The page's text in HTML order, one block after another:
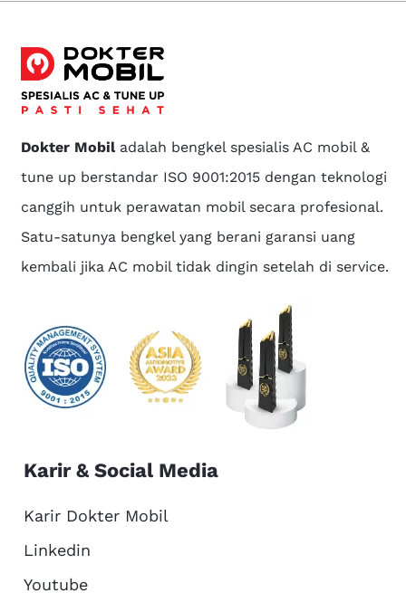
Dokter Mobiladalah bengkel spesialis AC mobil &
tune up berstandar ISO 9001:2015 dengan teknologi
canggih untuk perawatan mobil secara profesional.
Satu-satunya bengkel yang berani garansi uang
kembali jika AC mobil tidak dingin setelah di service.
Karir & Social Media
Karir Dokter Mobil
Linkedin
Youtube